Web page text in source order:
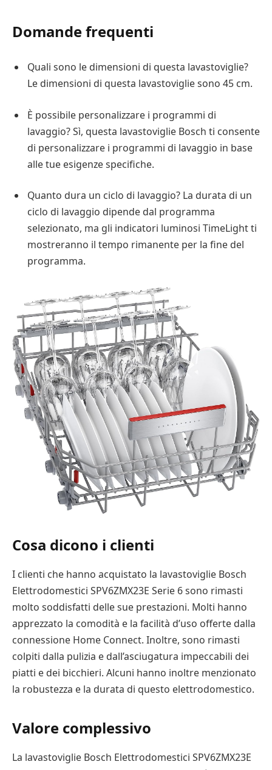
Domande frequenti
Quali sono le dimensioni di questa lavastoviglie?
Le dimensioni di questa lavastoviglie sono 45 cm.
È possibile personalizzare i programmi di
lavaggio? Sì, questa lavastoviglie Bosch ti consente
di personalizzare i programmi di lavaggio in base
alle tue esigenze specifiche.
Quanto dura un ciclo di lavaggio? La durata di un
ciclo di lavaggio dipende dal programma
selezionato, ma gli indicatori luminosi TimeLight ti
mostreranno il tempo rimanente per la fine del
programma.
Cosa dicono i clienti
I clienti che hanno acquistato la lavastoviglie Bosch
Elettrodomestici SPV6ZMX23E Serie 6 sono rimasti
molto soddisfatti delle sue prestazioni. Molti hanno
apprezzato la comodità e la facilità d’uso offerte dalla
connessione Home Connect. Inoltre, sono rimasti
colpiti dalla pulizia e dall’asciugatura impeccabili dei
piatti e dei bicchieri. Alcuni hanno inoltre menzionato
la robustezza e la durata di questo elettrodomestico.
Valore complessivo
La lavastoviglie Bosch Elettrodomestici SPV6ZMX23E